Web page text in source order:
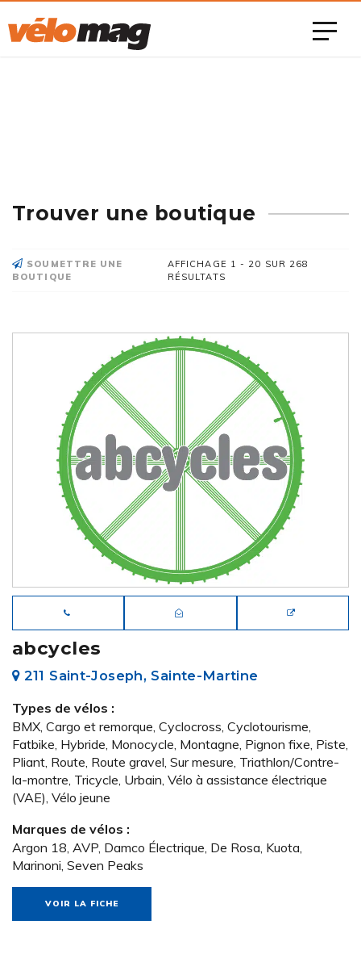
Trouver une boutique
SOUMETTRE UNE
BOUTIQUE
AFFICHAGE 1 - 20 SUR 268
RÉSULTATS
abcycles
211 Saint-Joseph, Sainte-Martine
Types de vélos :
BMX, Cargo et remorque, Cyclocross, Cyclotourisme,
Fatbike, Hybride, Monocycle, Montagne, Pignon fixe, Piste,
Pliant, Route, Route gravel, Sur mesure, Triathlon/Contre-
la-montre, Tricycle, Urbain, Vélo à assistance électrique
(VAE), Vélo jeune
Marques de vélos :
Argon 18, AVP, Damco Électrique, De Rosa, Kuota,
Marinoni, Seven Peaks
VOIR LA FICHE